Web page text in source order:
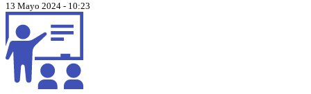
13 Mayo 2024 - 10:23